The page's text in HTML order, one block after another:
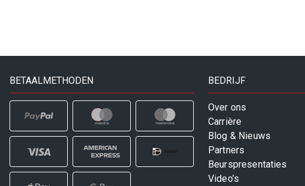
BETAALMETHODEN BEDRIJF
Over ons
Carrière
Blog & Nieuws
Partners
Beurspresentaties
Video’s